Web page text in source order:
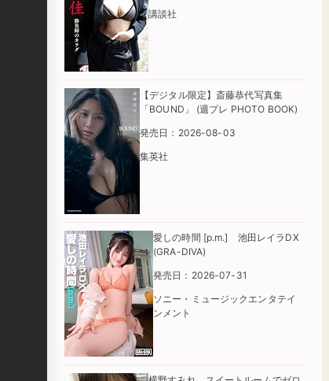
講談社
【デジタル限定】斎藤恭代写真集
「BOUND」 (週プレ PHOTO BOOK)
発売日：2026-08-03
集英社
愛しの時間 [p.m.] 池田レイラDX
(GRA-DIVA)
発売日：2026-07-31
ソニー・ミュージックエンタテイ
ンメント